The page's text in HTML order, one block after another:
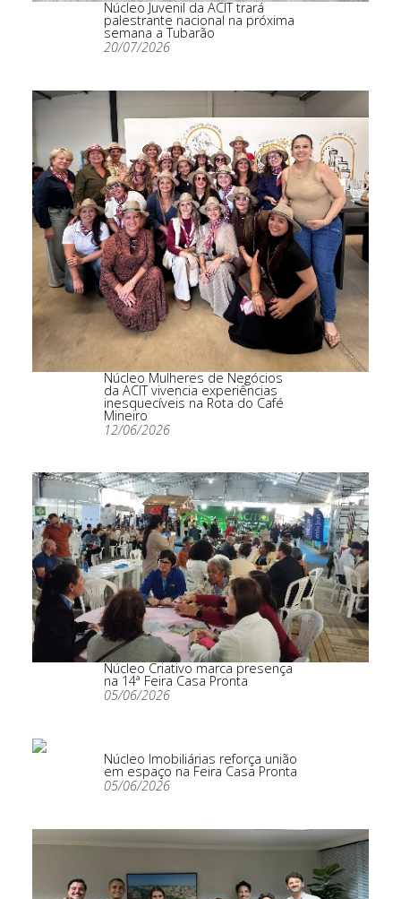
Núcleo Juvenil da ACIT trará
palestrante nacional na próxima
semana a Tubarão
20/07/2026
Núcleo Mulheres de Negócios
da ACIT vivencia experiências
inesquecíveis na Rota do Café
Mineiro
12/06/2026
Núcleo Criativo marca presença
na 14ª Feira Casa Pronta
05/06/2026
Núcleo Imobiliárias reforça união
em espaço na Feira Casa Pronta
05/06/2026